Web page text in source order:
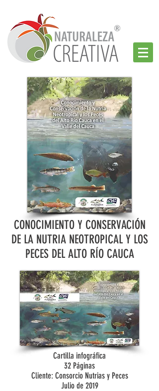
CONOCIMIENTO Y CONSERVACIÓN
DE LA NUTRIA NEOTROPICAL Y LOS
PECES DEL ALTO RÍO CAUCA
Cartilla infográfica
32 Páginas
Cliente: Consorcio Nutrias y Peces
Julio de 2019